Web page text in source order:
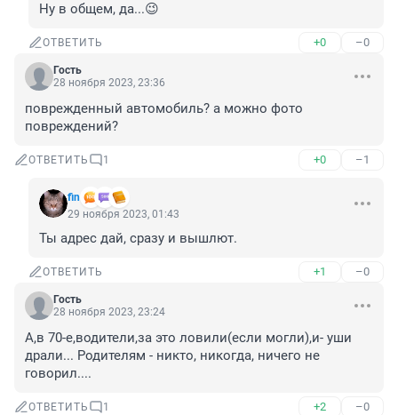
Ну в общем, да...😉
ОТВЕТИТЬ +0 –0
Гость
28 ноября 2023, 23:36
поврежденный автомобиль? а можно фото
повреждений?
ОТВЕТИТЬ 1 +0 –1
fin
29 ноября 2023, 01:43
Ты адрес дай, сразу и вышлют.
ОТВЕТИТЬ +1 –0
Гость
28 ноября 2023, 23:24
А,в 70-е,водители,за это ловили(если могли),и- уши
драли... Родителям - никто, никогда, ничего не
говорил....
ОТВЕТИТЬ 1 +2 –0